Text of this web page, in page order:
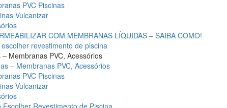
PVC Piscinas
Vulcanizar
COM MEMBRANAS LÍQUIDAS – SAIBA COMO!
revestimento de piscina
– Membranas PVC, Acessórios
– Membranas PVC, Acessórios
PVC Piscinas
Vulcanizar
Escolher Revestimento de Piscina